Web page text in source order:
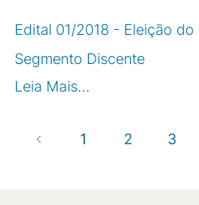
Edital 01/2018 - Eleição
Segmento Discente
Leia Mais…
1 2 3